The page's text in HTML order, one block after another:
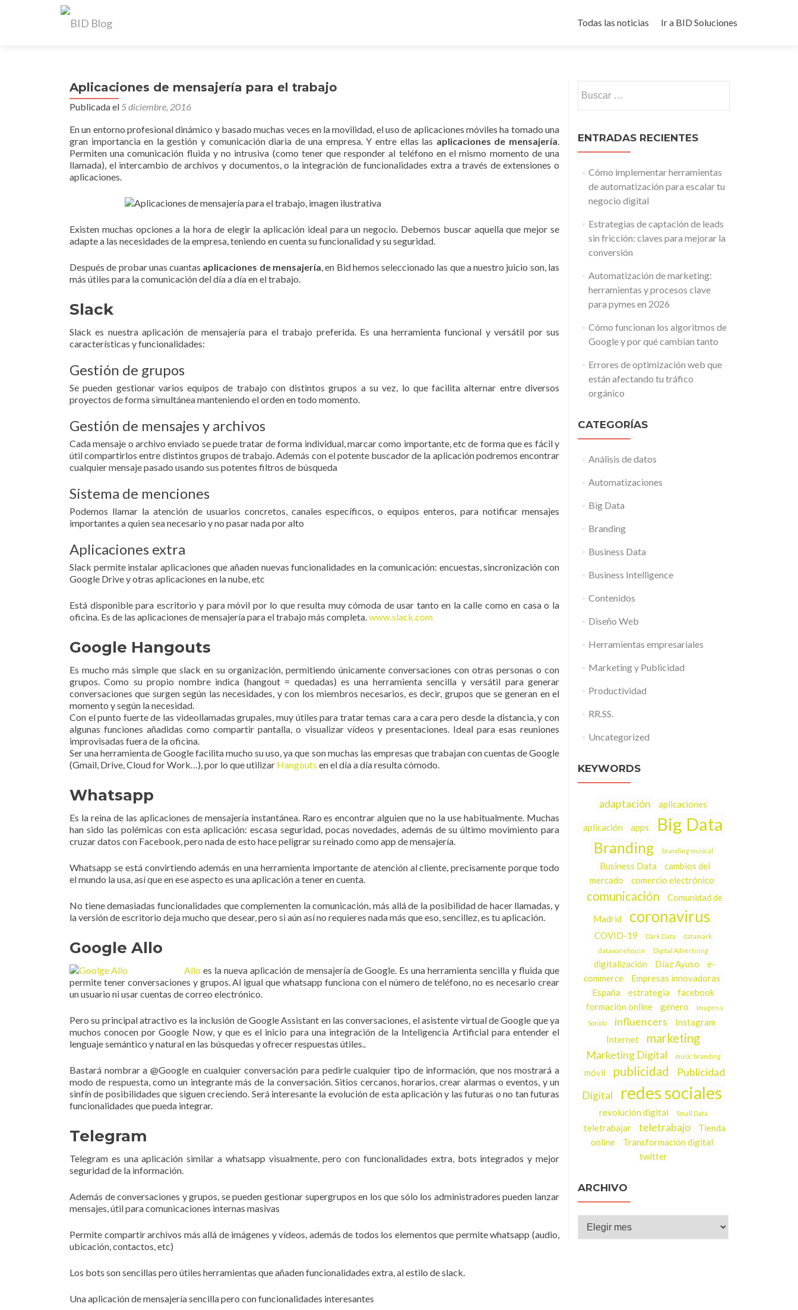
Todas las noticias
Ir a BID Soluciones
Aplicaciones de mensajería para el trabajo
Publicada el 5 diciembre, 2016
En un entorno profesional dinámico y basado muchas veces en la movilidad, el uso de aplicaciones móviles ha tomado una
gran importancia en la gestión y comunicación diaria de una empresa. Y entre ellas las aplicaciones de mensajería.
Permiten una comunicación fluida y no intrusiva (como tener que responder al teléfono en el mismo momento de una
llamada), el intercambio de archivos y documentos, o la integración de funcionalidades extra a través de extensiones o
aplicaciones.
Existen muchas opciones a la hora de elegir la aplicación ideal para un negocio. Debemos buscar aquella que mejor se
adapte a las necesidades de la empresa, teniendo en cuenta su funcionalidad y su seguridad.
Después de probar unas cuantas aplicaciones de mensajería, en Bid hemos seleccionado las que a nuestro juicio son, las
más útiles para la comunicación del día a día en el trabajo.
Slack
Slack es nuestra aplicación de mensajería para el trabajo preferida. Es una herramienta funcional y versátil por sus
características y funcionalidades:
Gestión de grupos
Se pueden gestionar varios equipos de trabajo con distintos grupos a su vez, lo que facilita alternar entre diversos
proyectos de forma simultánea manteniendo el orden en todo momento.
Gestión de mensajes y archivos
Cada mensaje o archivo enviado se puede tratar de forma individual, marcar como importante, etc de forma que es fácil y
útil compartirlos entre distintos grupos de trabajo. Además con el potente buscador de la aplicación podremos encontrar
cualquier mensaje pasado usando sus potentes filtros de búsqueda
Sistema de menciones
Podemos llamar la atención de usuarios concretos, canales específicos, o equipos enteros, para notificar mensajes
importantes a quien sea necesario y no pasar nada por alto
Aplicaciones extra
Slack permite instalar aplicaciones que añaden nuevas funcionalidades en la comunicación: encuestas, sincronización con
Google Drive y otras aplicaciones en la nube, etc
Está disponible para escritorio y para móvil por lo que resulta muy cómoda de usar tanto en la calle como en casa o la
oficina. Es de las aplicaciones de mensajería para el trabajo más completa.www.slack.com
Google Hangouts
Es mucho más simple que slack en su organización, permitiendo únicamente conversaciones con otras personas o con
grupos. Como su propio nombre indica (hangout = quedadas) es una herramienta sencilla y versátil para generar
conversaciones que surgen según las necesidades, y con los miembros necesarios, es decir, grupos que se generan en el
momento y según la necesidad.
Con el punto fuerte de las videollamadas grupales, muy útiles para tratar temas cara a cara pero desde la distancia, y con
algunas funciones añadidas como compartir pantalla, o visualizar vídeos y presentaciones. Ideal para esas reuniones
improvisadas fuera de la oficina.
Ser una herramienta de Google facilita mucho su uso, ya que son muchas las empresas que trabajan con cuentas de Google
(Gmail, Drive, Cloud for Work…), por lo que utilizar Hangouts en el día a día resulta cómodo.
Whatsapp
Es la reina de las aplicaciones de mensajería instantánea. Raro es encontrar alguien que no la use habitualmente. Muchas
han sido las polémicas con esta aplicación: escasa seguridad, pocas novedades, además de su último movimiento para
cruzar datos con Facebook, pero nada de esto hace peligrar su reinado como app de mensajería.
Whatsapp se está convirtiendo además en una herramienta importante de atención al cliente, precisamente porque todo
el mundo la usa, así que en ese aspecto es una aplicación a tener en cuenta.
No tiene demasiadas funcionalidades que complementen la comunicación, más allá de la posibilidad de hacer llamadas, y
la versión de escritorio deja mucho que desear, pero si aún así no requieres nada más que eso, sencillez, es tu aplicación.
Google Allo
Allo es la nueva aplicación de mensajería de Google. Es una herramienta sencilla y fluida que
permite tener conversaciones y grupos. Al igual que whatsapp funciona con el número de teléfono, no es necesario crear
un usuario ni usar cuentas de correo electrónico.
Pero su principal atractivo es la inclusión de Google Assistant en las conversaciones, el asistente virtual de Google que ya
muchos conocen por Google Now, y que es el inicio para una integración de la Inteligencia Artificial para entender el
lenguaje semántico y natural en las búsquedas y ofrecer respuestas útiles..
Bastará nombrar a @Google en cualquier conversación para pedirle cualquier tipo de información, que nos mostrará a
modo de respuesta, como un integrante más de la conversación. Sitios cercanos, horarios, crear alarmas o eventos, y un
sinfín de posibilidades que siguen creciendo. Será interesante la evolución de esta aplicación y las futuras o no tan futuras
funcionalidades que pueda integrar.
Telegram
Telegram es una aplicación similar a whatsapp visualmente, pero con funcionalidades extra, bots integrados y mejor
seguridad de la información.
Además de conversaciones y grupos, se pueden gestionar supergrupos en los que sólo los administradores pueden lanzar
mensajes, útil para comunicaciones internas masivas
Permite compartir archivos más allá de imágenes y vídeos, además de todos los elementos que permite whatsapp (audio,
ubicación, contactos, etc)
Los bots son sencillas pero útiles herramientas que añaden funcionalidades extra, al estilo de slack.
Una aplicación de mensajería sencilla pero con funcionalidades interesantes
ENTRADAS RECIENTES
Cómo implementar herramientas
de automatización para escalar tu
negocio digital
Estrategias de captación de leads
sin fricción: claves para mejorar la
conversión
Automatización de marketing:
herramientas y procesos clave
para pymes en 2026
Cómo funcionan los algoritmos de
Google y por qué cambian tanto
Errores de optimización web que
están afectando tu tráfico
orgánico
CATEGORÍAS
Análisis de datos
Automatizaciones
Big Data
Branding
Business Data
Business Intelligence
Contenidos
Diseño Web
Herramientas empresariales
Marketing y Publicidad
Productividad
RR.SS.
Uncategorized
KEYWORDS
adaptación aplicaciones
aplicación apps Big Data
Branding branding musical
Business Data
cambios del
mercado
comercio electrónico
comunicación
Comunidad de
Madrid
coronavirus
COVID-19 Dark Data
datamark
datawarehouse
Digital Advertising
digitalización Díaz Ayuso
e-
commerce
Empresas innovadoras
España
estrategia
facebook
formación online
género
Imagen y
Sonido
influencers
Instagram
Internet
marketing
Marketing Digital music branding
móvil publicidad
Publicidad
Digital
redes sociales
revolución digital Small Data
teletrabajar teletrabajo
Tienda
online
Transformación digital
twitter
ARCHIVO
Archivo